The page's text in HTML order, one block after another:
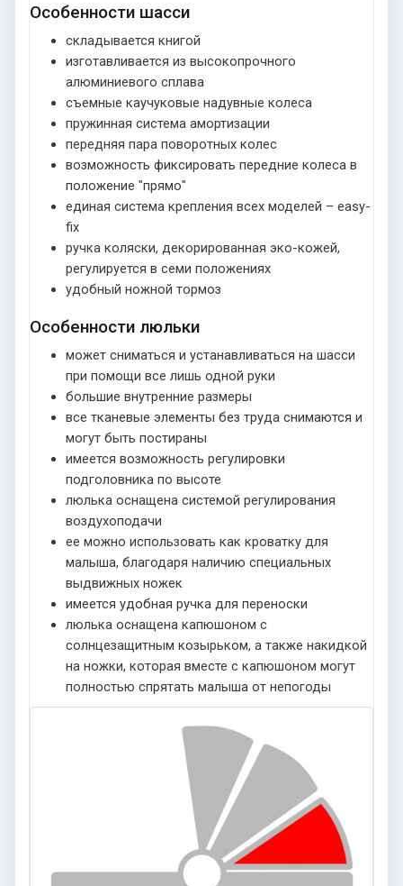
Особенности шасси
складывается книгой
изготавливается из высокопрочного
алюминиевого сплава
съемные каучуковые надувные колеса
пружинная система амортизации
передняя пара поворотных колес
возможность фиксировать передние колеса в
положение "прямо"
единая система крепления всех моделей – easy-
fix
ручка коляски, декорированная эко-кожей,
регулируется в семи положениях
удобный ножной тормоз
Особенности люльки
может сниматься и устанавливаться на шасси
при помощи все лишь одной руки
большие внутренние размеры
все тканевые элементы без труда снимаются и
могут быть постираны
имеется возможность регулировки
подголовника по высоте
люлька оснащена системой регулирования
воздухоподачи
ее можно использовать как кроватку для
малыша, благодаря наличию специальных
выдвижных ножек
имеется удобная ручка для переноски
люлька оснащена капюшоном с
солнцезащитным козырьком, а также накидкой
на ножки, которая вместе с капюшоном могут
полностью спрятать малыша от непогоды